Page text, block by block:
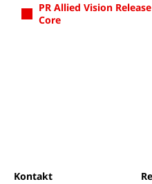
PR Allied Vision
Core
Kontakt